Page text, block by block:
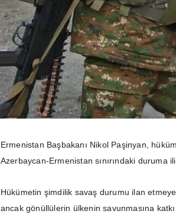
Ermenistan Başbakanı Nikol Paşinyan,
Azerbaycan-Ermenistan sınırındaki duruma
Hükümetin şimdilik savaş durumu ilan
ancak gönüllülerin ülkenin savunmasına